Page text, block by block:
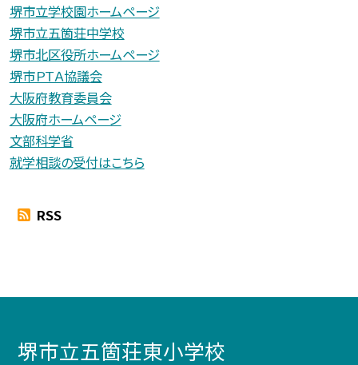
堺市立学校園ホームページ
堺市立五箇荘中学校
堺市北区役所ホームページ
堺市ＰＴＡ協議会
大阪府教育委員会
大阪府ホームページ
文部科学省
就学相談の受付はこちら
RSS
堺市立五箇荘東小学校